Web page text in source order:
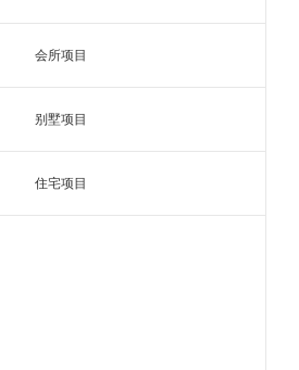
会所项目
别墅项目
住宅项目